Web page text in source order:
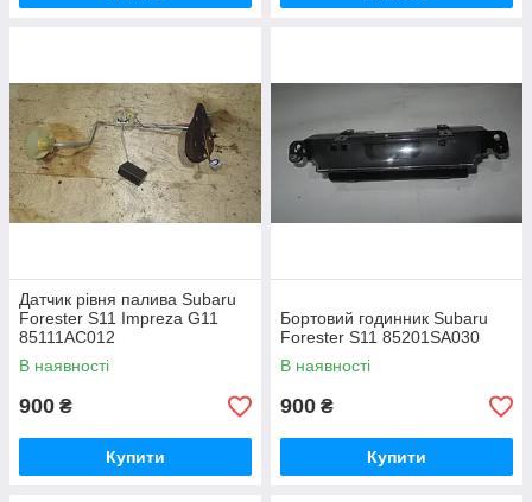
Датчик рівня палива Subaru
Forester S11 Impreza G11
85111AC012
В наявності
900 ₴
Купити
Бортовий годинник Subaru
Forester S11 85201SA030
В наявності
900 ₴
Купити